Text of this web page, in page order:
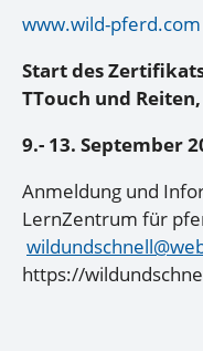
www.wild-pferd.com
Start des
TTouch und
9.- 13. September
Anmeldung und
LernZentrum für
https://